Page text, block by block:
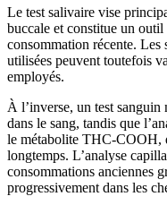
Le test salivaire vise
buccale et constitue un
consommation récente. Les
utilisées peuvent toutefois
employés.
À l’inverse, un test
dans le sang, tandis que
le métabolite THC-COOH,
longtemps. L’analyse
consommations anciennes
progressivement dans les